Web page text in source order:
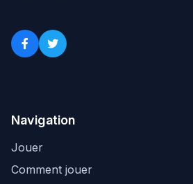
Navigation
Jouer
Comment jouer